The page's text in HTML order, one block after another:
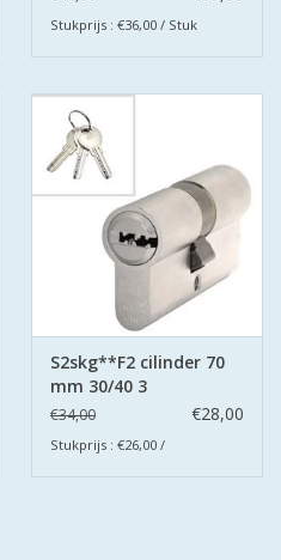
Stukprijs : €36,00 / Stuk
S2skg**F2 cilinder 70
mm 30/40 3
keersleutels
€34,00 €28,00
Stukprijs : €26,00 /